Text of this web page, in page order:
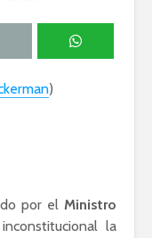
)
por el Ministro
la